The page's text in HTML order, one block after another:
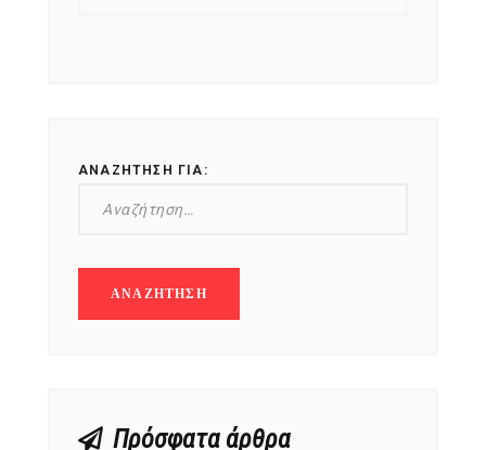
ΑΝΑΖΉΤΗΣΗ ΓΙΑ:
Πρόσφατα άρθρα